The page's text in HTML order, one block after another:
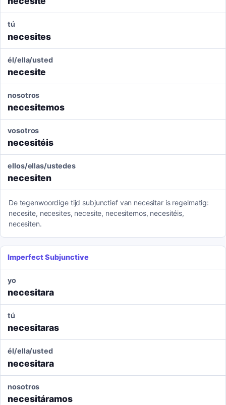
tú
necesites
él/ella/usted
necesite
nosotros
necesitemos
vosotros
necesitéis
ellos/ellas/ustedes
necesiten
De tegenwoordige tijd subjunctief van necesitar is regelmatig:
necesite, necesites, necesite, necesitemos, necesitéis,
necesiten.
Imperfect Subjunctive
yo
necesitara
tú
necesitaras
él/ella/usted
necesitara
nosotros
necesitáramos